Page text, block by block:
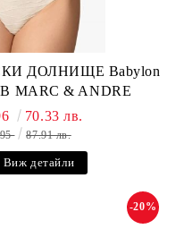
ДОЛНИЩЕ Babylon
MARC & ANDRE
70.33 лв.
87.91 лв.
Виж детайли
-20%